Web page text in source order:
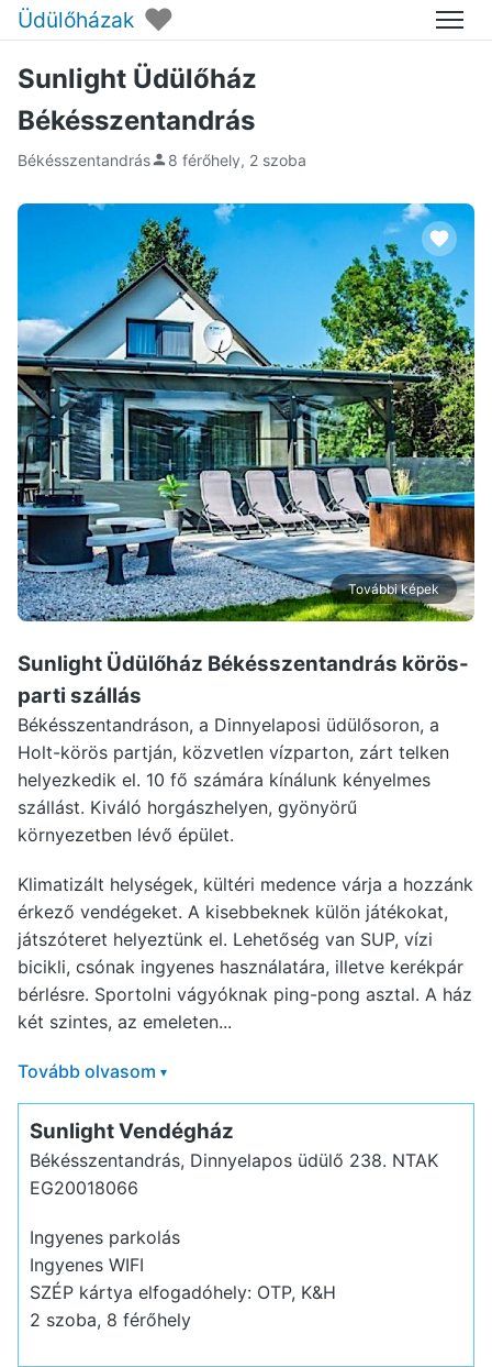
Üdülőházak ♥ Menü
Sunlight Üdülőház
Békésszentandrás
Békésszentandrás 8 férőhely, 2 szoba
További képek
Sunlight Üdülőház Békésszentandrás körös-
parti szállás
Békésszentandráson, a Dinnyelaposi üdülősoron, a
Holt-körös partján, közvetlen vízparton, zárt telken
helyezkedik el. 10 fő számára kínálunk kényelmes
szállást. Kiváló horgászhelyen, gyönyörű
környezetben lévő épület.
Klimatizált helységek, kültéri medence várja a hozzánk
érkező vendégeket. A kisebbeknek külön játékokat,
játszóteret helyeztünk el. Lehetőség van SUP, vízi
bicikli, csónak ingyenes használatára, illetve kerékpár
bérlésre. Sportolni vágyóknak ping-pong asztal. A ház
két szintes, az emeleten...
Tovább olvasom ▾
Sunlight Vendégház
Békésszentandrás, Dinnyelapos üdülő 238. NTAK
EG20018066
Ingyenes parkolás
Ingyenes WIFI
SZÉP kártya elfogadóhely: OTP, K&H
2 szoba, 8 férőhely